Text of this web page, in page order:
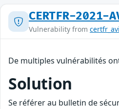
CERTFR-2021-
Vulnerability from
De multiples vulnérabilités
Solution
Se référer au bulletin de